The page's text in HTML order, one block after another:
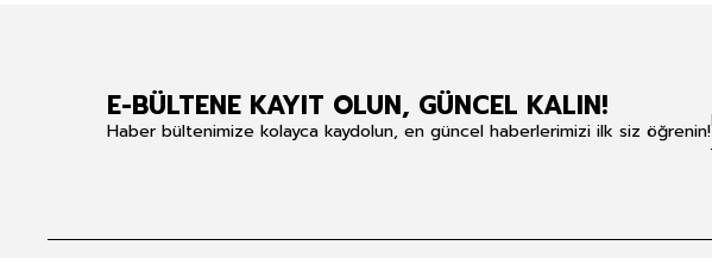
E-BÜLTENE KAYIT OLUN, GÜNCEL KALIN!
Haber bültenimize kolayca kaydolun, en güncel haberlerimizi ilk siz öğrenin!